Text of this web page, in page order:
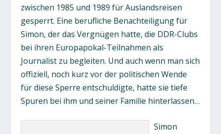
zwischen 1985 und 1989 für Auslandsreisen
gesperrt. Eine berufliche Benachteiligung für
Simon, der das Vergnügen hatte, die DDR-Clubs
bei ihren Europapokal-Teilnahmen als
Journalist zu begleiten. Und auch wenn man sich
offiziell, noch kurz vor der politischen Wende
für diese Sperre entschuldigte, hatte sie tiefe
Spuren bei ihm und seiner Familie hinterlassen…
Simon